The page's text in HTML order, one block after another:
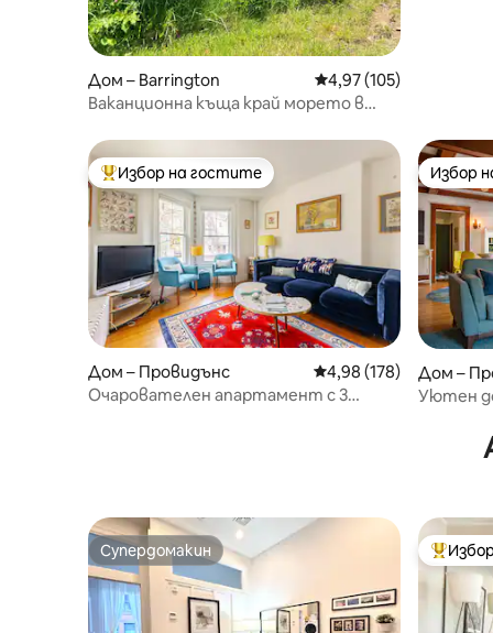
Дом – Barrington Средна оценка: 4,97
4,97 (105)
Ваканционна къща край морето в
Най-популярен избор на гостите
Избор на гостите
Дом – Провидънс Средна оценка: 4,98
4,98 (178)
Очарователен апартамент с 3
Избор
Избор
Дом –
Уютен
Супердомакин
Супердомакин Най-